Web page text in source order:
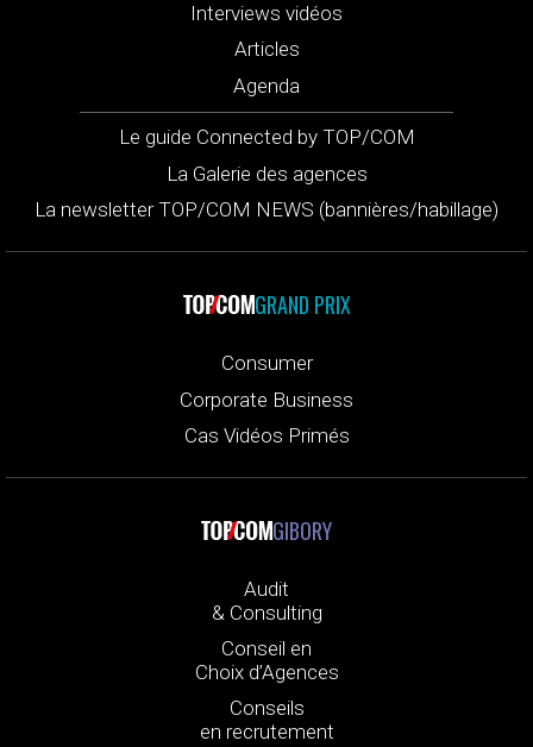
Interviews vidéos
Articles
Agenda
Le guide Connected by TOP/COM
La Galerie des agences
La newsletter TOP/COM NEWS (bannières/habillage)
GRAND PRIX
Consumer
Corporate Business
Cas Vidéos Primés
GIBORY
Audit
& Consulting
Conseil en
Choix d’Agences
Conseils
en recrutement